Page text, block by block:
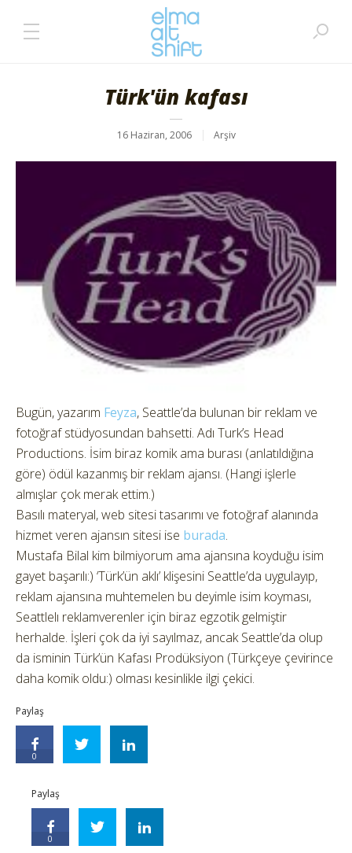
Türk'ün kafası
16 Haziran, 2006 Arşiv
Bugün, yazarım Feyza, Seattle’da bulunan bir reklam ve
fotoğraf stüdyosundan bahsetti. Adı Turk’s Head
Productions. İsim biraz komik ama burası (anlatıldığına
göre) ödül kazanmış bir reklam ajansı. (Hangi işlerle
almışlar çok merak ettim.)
Basılı materyal, web sitesi tasarımı ve fotoğraf alanında
hizmet veren ajansın sitesi ise burada.
Mustafa Bilal kim bilmiyorum ama ajansına koyduğu isim
gayet başarılı:) ‘Türk’ün aklı’ klişesini Seattle’da uygulayıp,
reklam ajansına muhtemelen bu deyimle isim koyması,
Seattlelı reklamverenler için biraz egzotik gelmiştir
herhalde. İşleri çok da iyi sayılmaz, ancak Seattle’da olup
da isminin Türk’ün Kafası Prodüksiyon (Türkçeye çevirince
daha komik oldu:) olması kesinlikle ilgi çekici.
Paylaş
0
Paylaş
0